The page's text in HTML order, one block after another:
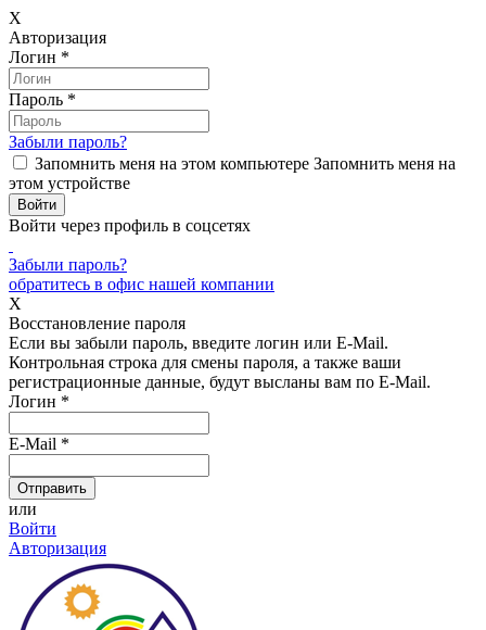
X
Авторизация
Логин *
Пароль *
Забыли пароль?
Запомнить меня на этом компьютере Запомнить меня на
этом устройстве
Войти через профиль в соцсетях
Забыли пароль?
обратитесь в офис нашей компании
X
Восстановление пароля
Если вы забыли пароль, введите логин или E-Mail.
Контрольная строка для смены пароля, а также ваши
регистрационные данные, будут высланы вам по E-Mail.
Логин *
E-Mail *
или
Войти
Авторизация